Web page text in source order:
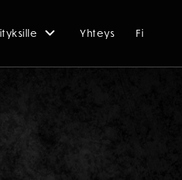
Yhteys Fi